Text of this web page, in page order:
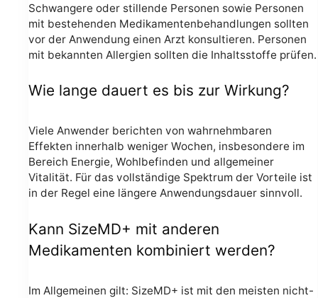
Schwangere oder stillende Personen sowie Personen
mit bestehenden Medikamentenbehandlungen sollten
vor der Anwendung einen Arzt konsultieren. Personen
mit bekannten Allergien sollten die Inhaltsstoffe prüfen.
Wie lange dauert es bis zur Wirkung?
Viele Anwender berichten von wahrnehmbaren
Effekten innerhalb weniger Wochen, insbesondere im
Bereich Energie, Wohlbefinden und allgemeiner
Vitalität. Für das vollständige Spektrum der Vorteile ist
in der Regel eine längere Anwendungsdauer sinnvoll.
Kann SizeMD+ mit anderen
Medikamenten kombiniert werden?
Im Allgemeinen gilt: SizeMD+ ist mit den meisten nicht-